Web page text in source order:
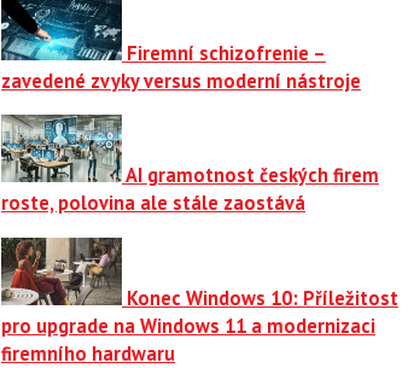
Firemní schizofrenie –
zavedené zvyky versus moderní nástroje
AI gramotnost českých firem
roste, polovina ale stále zaostává
Konec Windows 10: Příležitost
pro upgrade na Windows 11 a modernizaci
firemního hardwaru